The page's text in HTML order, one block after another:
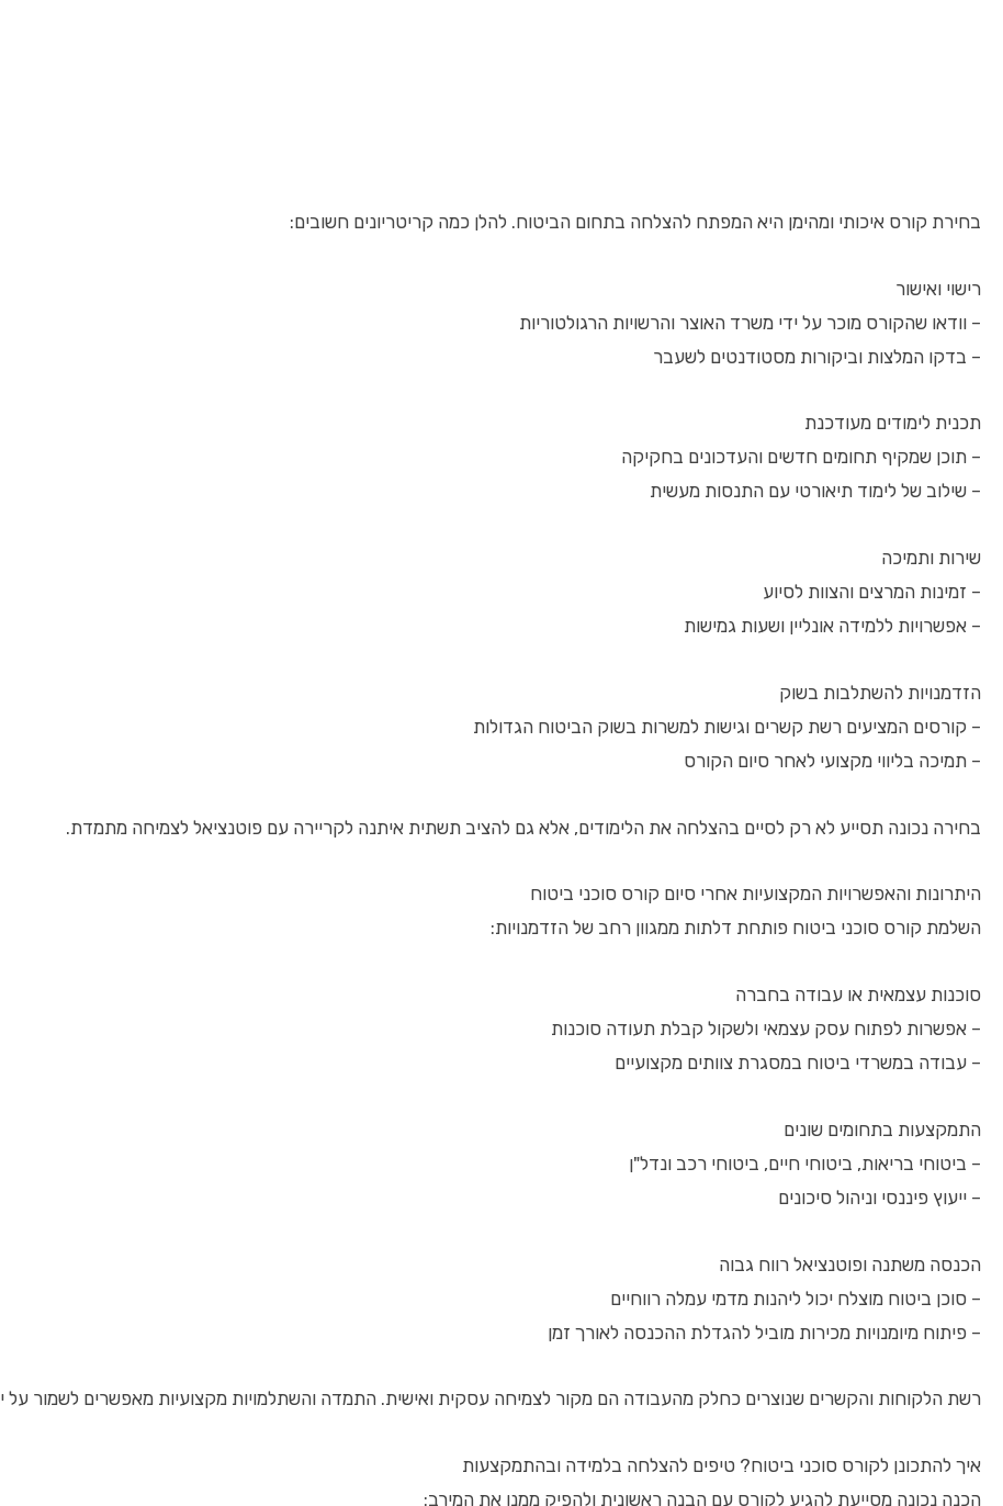
בחירת קורס איכותי ומהימן היא המפתח להצלחה בתחום הביטוח. להלן כמה קריטריונים חשובים:
רישוי ואישור
– וודאו שהקורס מוכר על ידי משרד האוצר והרשויות הרגולטוריות
– בדקו המלצות וביקורות מסטודנטים לשעבר
תכנית לימודים מעודכנת
– תוכן שמקיף תחומים חדשים והעדכונים בחקיקה
– שילוב של לימוד תיאורטי עם התנסות מעשית
שירות ותמיכה
– זמינות המרצים והצוות לסיוע
– אפשרויות ללמידה אונליין ושעות גמישות
הזדמנויות להשתלבות בשוק
– קורסים המציעים רשת קשרים וגישות למשרות בשוק הביטוח הגדולות
– תמיכה בליווי מקצועי לאחר סיום הקורס
בחירה נכונה תסייע לא רק לסיים בהצלחה את הלימודים, אלא גם להציב תשתית איתנה לקריירה עם פוטנציאל לצמיחה מתמדת.
היתרונות והאפשרויות המקצועיות אחרי סיום קורס סוכני ביטוח
השלמת קורס סוכני ביטוח פותחת דלתות ממגוון רחב של הזדמנויות:
סוכנות עצמאית או עבודה בחברה
– אפשרות לפתוח עסק עצמאי ולשקול קבלת תעודה סוכנות
– עבודה במשרדי ביטוח במסגרת צוותים מקצועיים
התמקצעות בתחומים שונים
– ביטוחי בריאות, ביטוחי חיים, ביטוחי רכב ונדל"ן
– ייעוץ פיננסי וניהול סיכונים
הכנסה משתנה ופוטנציאל רווח גבוה
– סוכן ביטוח מוצלח יכול ליהנות מדמי עמלה רווחיים
– פיתוח מיומנויות מכירות מוביל להגדלת ההכנסה לאורך זמן
רשת הלקוחות והקשרים שנוצרים כחלק מהעבודה הם מקור לצמיחה עסקית ואישית. התמדה והשתלמויות מקצועיות מאפשרים לשמור על
איך להתכונן לקורס סוכני ביטוח? טיפים להצלחה בלמידה ובהתמקצעות
הכנה נכונה מסייעת להגיע לקורס עם הבנה ראשונית ולהפיק ממנו את המירב: